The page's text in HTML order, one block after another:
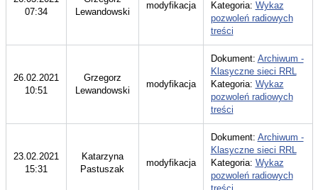
07:34
Lewandowski
modyfikacja
Kategoria: Wykaz
pozwoleń radiowych
treści
26.02.2021
10:51
Grzegorz
Lewandowski
modyfikacja
Dokument: Archiwum -
Klasyczne sieci RRL
Kategoria: Wykaz
pozwoleń radiowych
treści
23.02.2021
15:31
Katarzyna
Pastuszak
modyfikacja
Dokument: Archiwum -
Klasyczne sieci RRL
Kategoria: Wykaz
pozwoleń radiowych